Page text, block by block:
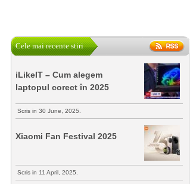
Cele mai recente stiri
iLikeIT – Cum alegem
laptopul corect în 2025
Scris in 30 June, 2025.
Xiaomi Fan Festival 2025
Scris in 11 April, 2025.